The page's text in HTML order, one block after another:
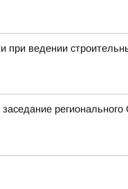
при ведении